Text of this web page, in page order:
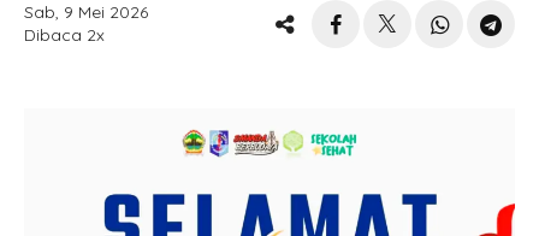
Sab, 9 Mei 2026
Dibaca 2x